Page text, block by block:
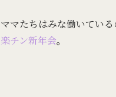
ママたちはみな働いてい
楽チン新年会。